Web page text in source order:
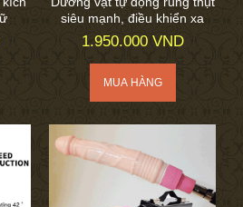
siêu mạnh, điều khiển xa
1.950.000 VND